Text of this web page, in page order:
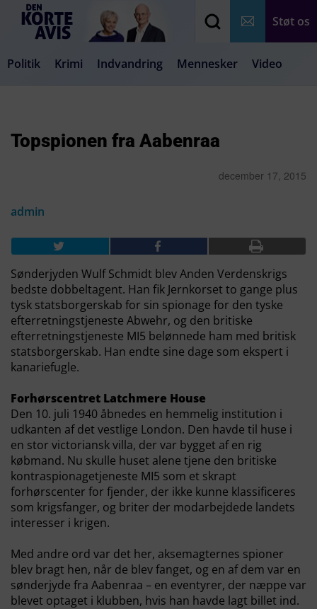
Støt os
Politik Krimi Indvandring Mennesker Video
Topspionen fra Aabenraa
december 17, 2015
admin
Sønderjyden Wulf Schmidt blev Anden Verdenskrigs
bedste dobbeltagent. Han fik Jernkorset to gange plus
tysk statsborgerskab for sin spionage for den tyske
efterretningstjeneste Abwehr, og den britiske
efterretningstjeneste MI5 belønnede ham med britisk
statsborgerskab. Han endte sine dage som ekspert i
kanariefugle.
Forhørscentret Latchmere House
Den 10. juli 1940 åbnedes en hemmelig institution i
udkanten af det vestlige London. Den havde til huse i
en stor victoriansk villa, der var bygget af en rig
købmand. Nu skulle huset alene tjene den britiske
kontraspionagetjeneste MI5 som et skrapt
forhørscenter for fjender, der ikke kunne klassificeres
som krigsfanger, og briter der modarbejdede landets
interesser i krigen.
Med andre ord var det her, aksemagternes spioner
blev bragt hen, når de blev fanget, og en af dem var en
sønderjyde fra Aabenraa – en eventyrer, der næppe var
blevet optaget i klubben, hvis han havde lagt billet ind.